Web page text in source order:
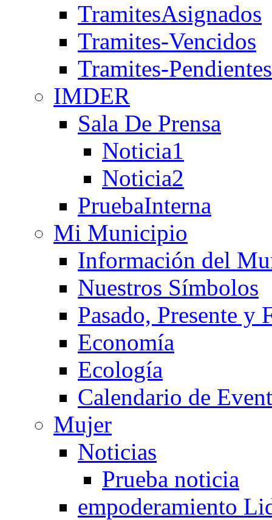
TramitesAsignados
Tramites-Vencidos
Tramites-Pendientes
IMDER
Sala De Prensa
Noticia1
Noticia2
PruebaInterna
Mi Municipio
Información del
Nuestros Símbolos
Pasado, Presente y
Economía
Ecología
Calendario de
Mujer
Noticias
Prueba noticia
empoderamiento